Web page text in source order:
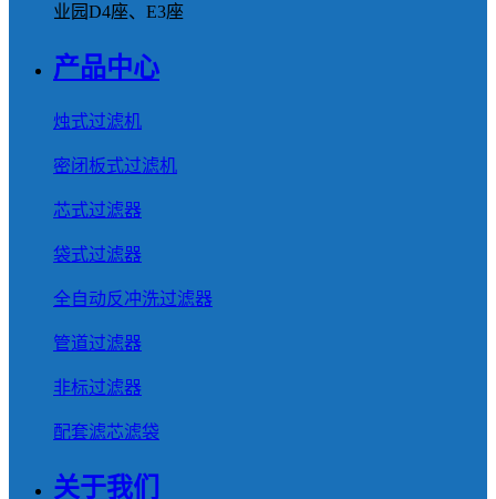
业园D4座、E3座
产品中心
烛式过滤机
密闭板式过滤机
芯式过滤器
袋式过滤器
全自动反冲洗过滤器
管道过滤器
非标过滤器
配套滤芯滤袋
关于我们